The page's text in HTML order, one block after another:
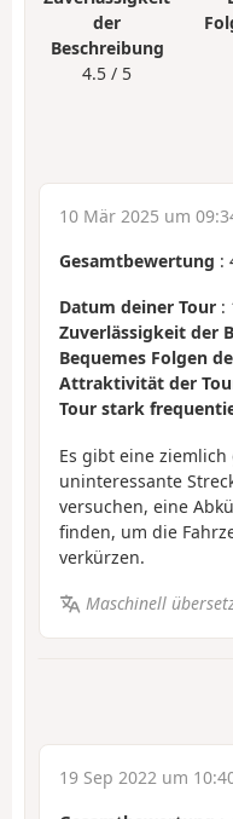
der
Beschreibung
4.5 / 5
10 Mär 2025 um
Gesamtbewertung :
Datum deiner Tour :
Zuverlässigkeit der
Bequemes Folgen
Attraktivität der
Tour stark
Es gibt eine
uninteressante
versuchen, eine
finden, um die
verkürzen.
Maschinell
19 Sep 2022 um